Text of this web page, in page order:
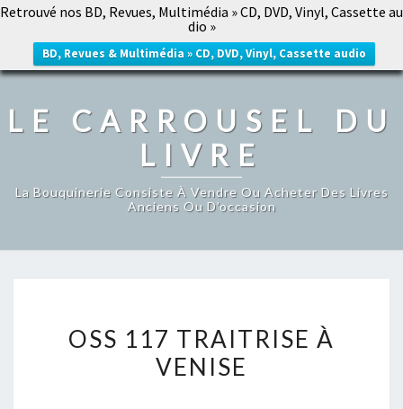
Retrouvé nos BD, Revues, Multimédia » CD, DVD, Vinyl, Cassette au
dio »
BD, Revues & Multimédia » CD, DVD, Vinyl, Cassette audio
LE CARROUSEL DU LIVRE
LE CARROUSEL DU
LIVRE
La Bouquinerie Consiste À Vendre Ou Acheter Des Livres
Anciens Ou D’occasion
117
TRAITRISE
OSS 117 TRAITRISE À
VENISE